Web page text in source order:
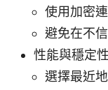
使用加密
避免在不
性能與穩定
選擇最近